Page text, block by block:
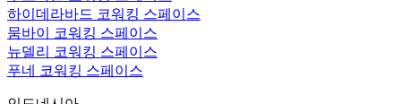
하이데라바드 코워킹 스페이스
뭄바이 코워킹 스페이스
뉴델리 코워킹 스페이스
푸네 코워킹 스페이스